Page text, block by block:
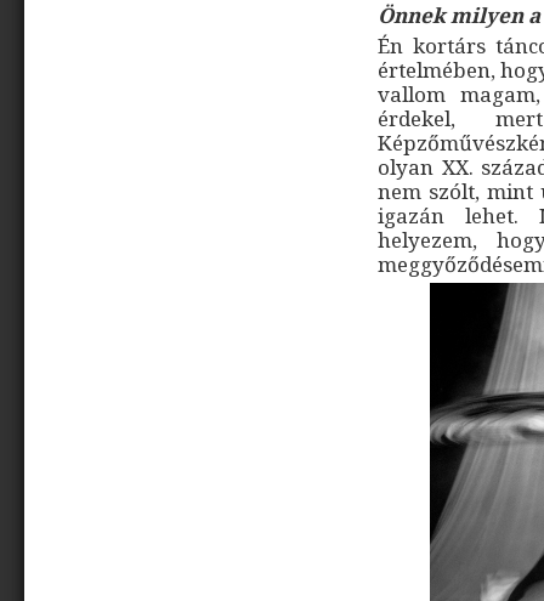
Önnek milyen
Én kortárs
értelmében,
vallom
érdekel,
olyan XX.
nem szólt, mint
igazán lehet.
helyezem,